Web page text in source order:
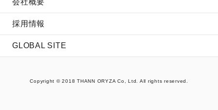
採用情報
GLOBAL SITE
Copyright © 2018 THANN ORYZA Co, Ltd. All rights reserved.